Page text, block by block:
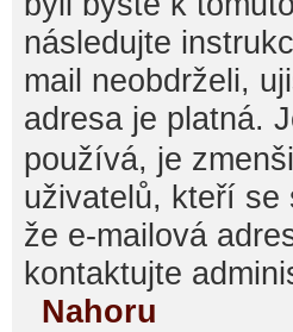
následujte
mail neobdrželi,
adresa je platná.
používá, je
uživatelů, kteří se
že e-mailová
kontaktujte
Nahoru